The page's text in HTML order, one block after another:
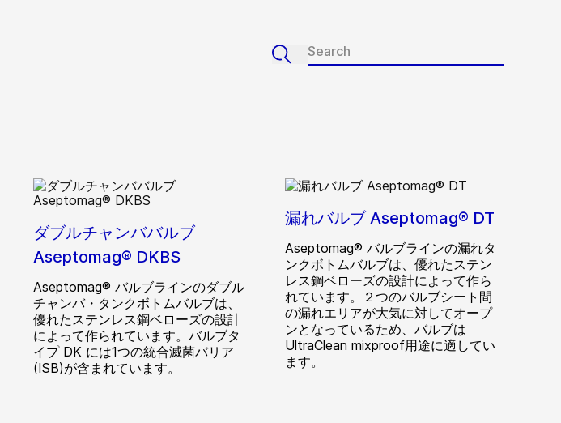
ダブルチャンババルブ
Aseptomag® DKBS
Aseptomag® バルブラインのダブル
チャンバ・タンクボトムバルブは、
優れたステンレス鋼ベローズの設計
によって作られています。バルブタ
イプ DK には1つの統合滅菌バリア
(ISB)が含まれています。
漏れバルブ Aseptomag® DT
Aseptomag® バルブラインの漏れタ
ンクボトムバルブは、優れたステン
レス鋼ベローズの設計によって作ら
れています。２つのバルブシート間
の漏れエリアが大気に対してオープ
ンとなっているため、バルブは
UltraClean mixproof用途に適してい
ます。